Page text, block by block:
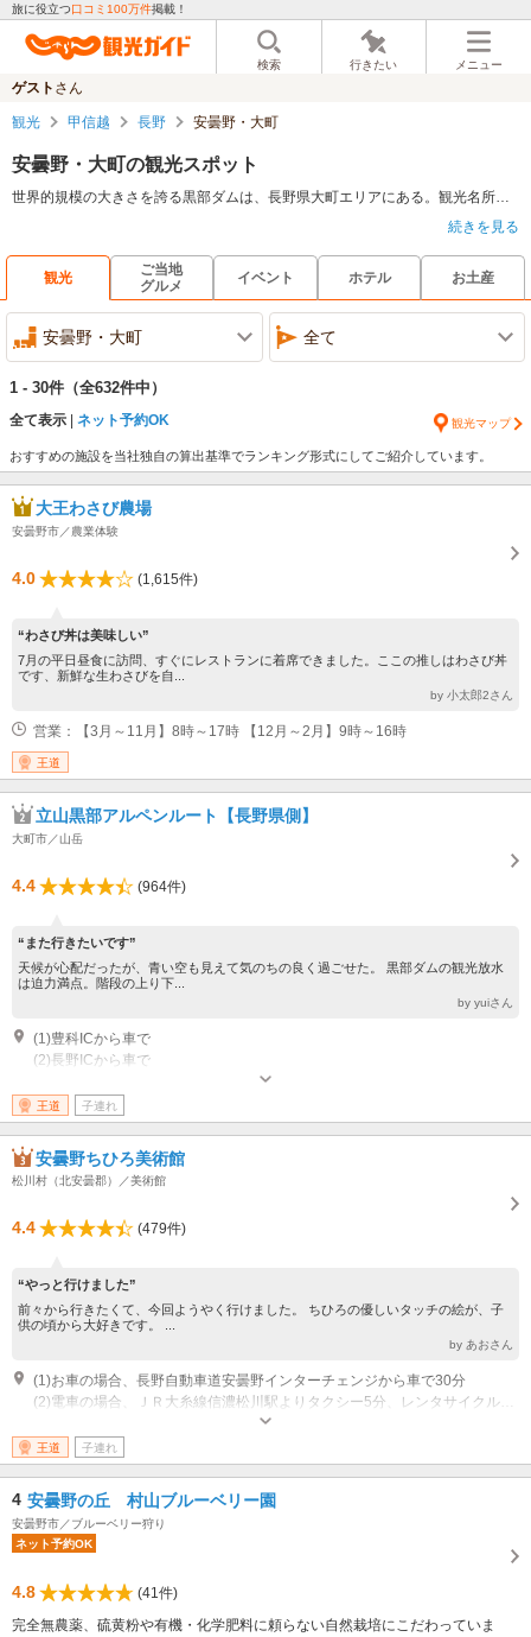
旅に役立つ口コミ100万件掲載！
検索 行きたい メニュー
ゲスト さん
観光 甲信越 長野 安曇野・大町
安曇野・大町の観光スポット
世界的規模の大きさを誇る黒部ダムは、長野県大町エリアにある。観光名所としても知られており、その迫力に惹かれた旅行客も多いはずだ。北アルプスを望みながら様々なアクティビティを楽しめる安曇野ちひろ公園は、敷地内にレストランや美術館もあり、アートの世界に思いを馳せながらのんびり過ごすこともできるだろう。このエリアに訪れたのなら特産品の安曇野わさびも堪能してみるべきだ。
続きを見る
観光
ご当地
グルメ
イベント ホテル お土産
安曇野・大町 全て
1 - 30件 （全632件中）
全て表示 ネット予約OK 観光マップ
おすすめの施設を当社独自の算出基準でランキング形式にしてご紹介しています。
大王わさび農場
安曇野市／農業体験
4.0 (1,615件)
“わさび丼は美味しい”
7月の平日昼食に訪問、すぐにレストランに着席できました。ここの推しはわさび丼
です、新鮮な生わさびを自...
by 小太郎2さん
営業：【3月～11月】8時～17時 【12月～2月】9時～16時
王道
立山黒部アルペンルート【長野県側】
大町市／山岳
4.4 (964件)
“また行きたいです”
天候が心配だったが、青い空も見えて気のちの良く過ごせた。 黒部ダムの観光放水
は迫力満点。階段の上り下...
by yuiさん
(1)豊科ICから車で
(2)長野ICから車で
王道 子連れ
安曇野ちひろ美術館
松川村（北安曇郡）／美術館
4.4 (479件)
“やっと行けました”
前々から行きたくて、今回ようやく行けました。 ちひろの優しいタッチの絵が、子
供の頃から大好きです。 ...
by あおさん
(1)お車の場合、長野自動車道安曇野インターチェンジから車で30分
営業時間：10：00～17：00（3月～11月末） 休館日：水曜日、展示替え臨
時休館あり、冬期休館12月～2月末
王道 子連れ
4 安曇野の丘 村山ブルーベリー園
安曇野市／ブルーベリー狩り
ネット予約OK
4.8
(41件)
完全無農薬、硫黄粉や有機・化学肥料に頼らない自然栽培にこだわっていま